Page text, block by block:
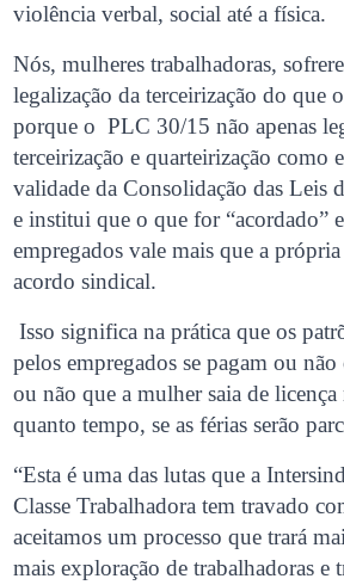
violência verbal, social até a física.
Nós, mulheres trabalhadoras,
legalização da terceirização do que
porque o PLC 30/15 não apenas
terceirização e quarteirização como
validade da Consolidação das Leis
e institui que o que for “acordado”
empregados vale mais que a
acordo sindical.
Isso significa na prática que os
pelos empregados se pagam ou
ou não que a mulher saia de
quanto tempo, se as férias serão
“Esta é uma das lutas que a
Classe Trabalhadora tem travado
aceitamos um processo que trará
mais exploração de trabalhadoras e